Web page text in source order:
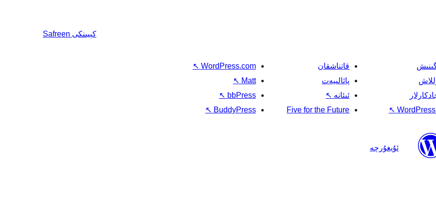
كېيىنكى Safreen
↖
قاتناشقان
پائالىيەت
ئىئانە ↖
Five for the Future
WordPress.com
↖
Matt
↖
bbPress
↖
BuddyPress
↖
ئۇيغۇرچە